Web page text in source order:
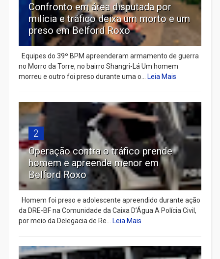
Confronto em área disputada por
milícia e tráfico deixa um morto e um
preso em Belford Roxo
Equipes do 39º BPM apreenderam armamento de guerra
no Morro da Torre, no bairro Shangri-Lá Um homem
morreu e outro foi preso durante uma o...
Leia Mais
2
Operação contra o tráfico prende
homem e apreende menor em
Belford Roxo
Homem foi preso e adolescente apreendido durante ação
da DRE-BF na Comunidade da Caixa D’Água A Polícia Civil,
por meio da Delegacia de Re...
Leia Mais